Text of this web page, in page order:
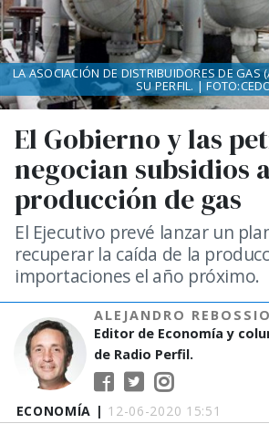
ECONOMÍA | 12-06-2020 15:51
El Gobierno y las
negocian subsidios
producción de gas
El Ejecutivo prevé lanzar un
recuperar la caída de la
importaciones el año próximo.
ALEJANDRO REBOSSIO
Editor de Economía y
de Radio Perfil.
LA ASOCIACIÓN DE DISTRIBUIDORES DE GAS
SU PERFIL. |